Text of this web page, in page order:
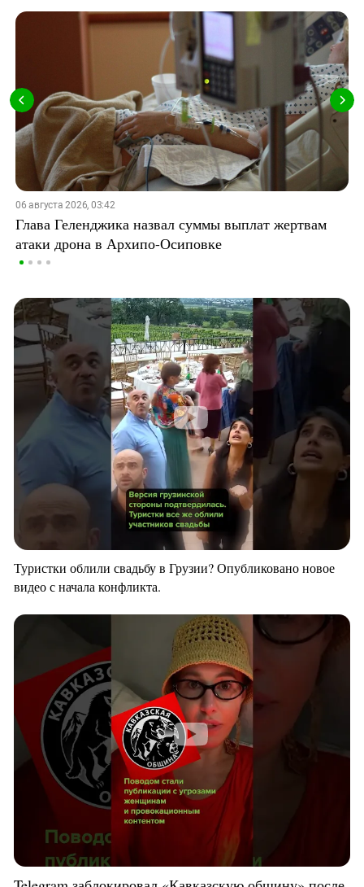
06 августа 2026, 03:42
Глава Геленджика назвал суммы выплат жертвам
атаки дрона в Архипо-Осиповке
Туристки облили свадьбу в Грузии? Опубликовано новое
видео с начала конфликта.